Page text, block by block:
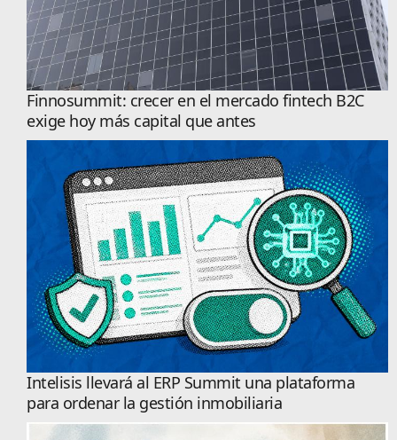
Finnosummit: crecer en el mercado fintech B2C
exige hoy más capital que antes
Intelisis llevará al ERP Summit una plataforma
para ordenar la gestión inmobiliaria